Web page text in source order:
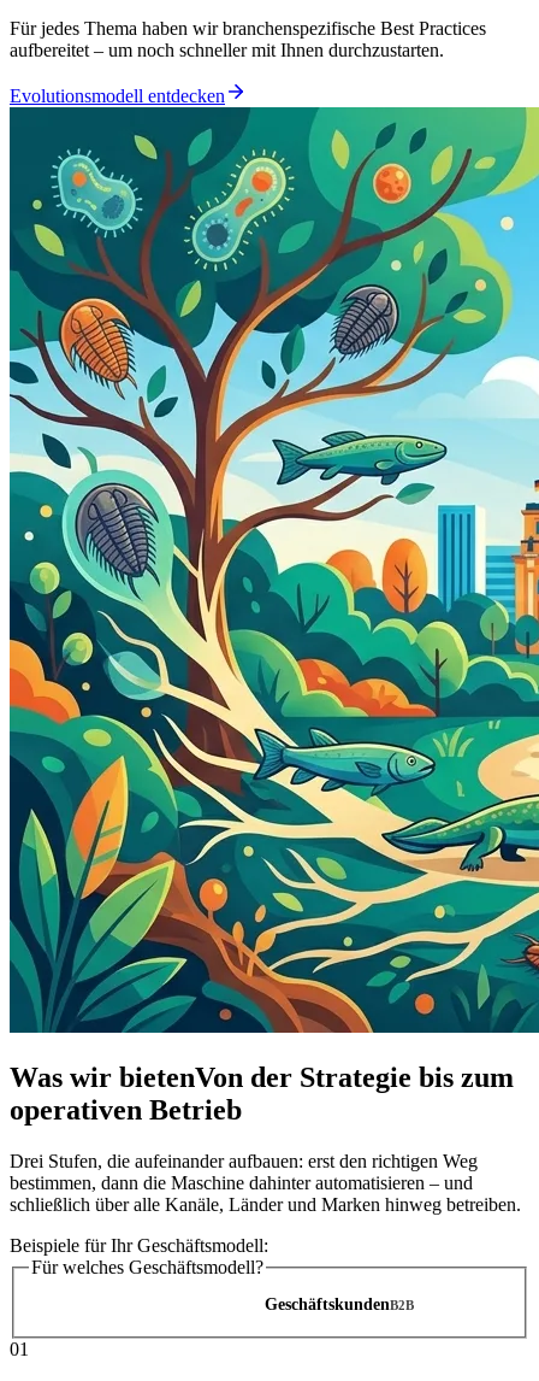
Für jedes Thema haben wir branchenspezifische Best Practices
aufbereitet – um noch schneller mit Ihnen durchzustarten.
Evolutionsmodell entdecken
Was wir bietenVon der Strategie bis zum
operativen Betrieb
Drei Stufen, die aufeinander aufbauen: erst den richtigen Weg
bestimmen, dann die Maschine dahinter automatisieren – und
schließlich über alle Kanäle, Länder und Marken hinweg betreiben.
Beispiele für Ihr Geschäftsmodell:
Für welches Geschäftsmodell?
GeschäftskundenB2B
01